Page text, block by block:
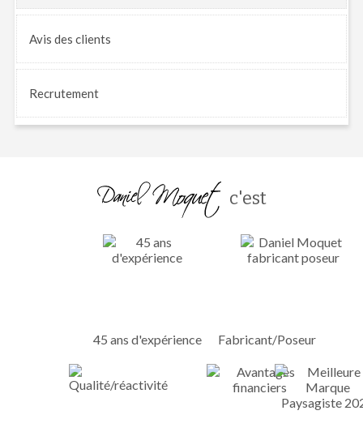
Avis des clients
Recrutement
c'est
45 ans d'expérience Fabricant/Poseur